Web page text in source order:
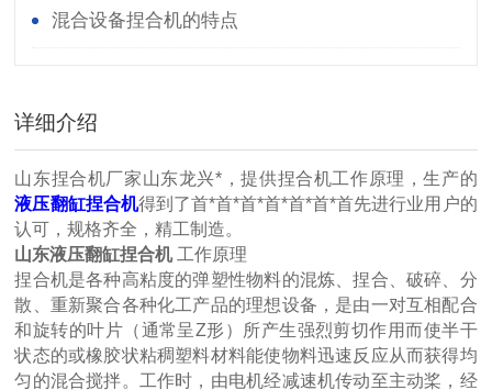
混合设备捏合机的特点
详细介绍
山东捏合机厂家山东龙兴*，提供捏合机工作原理，生产的
液压翻缸捏合机得到了首*首*首*首*首*首*首先进行业用户的
认可，规格齐全，精工制造。
山东液压翻缸捏合机 工作原理
捏合机是各种高粘度的弹塑性物料的混炼、捏合、破碎、分
散、重新聚合各种化工产品的理想设备，是由一对互相配合
和旋转的叶片（通常呈Z形）所产生强烈剪切作用而使半干
状态的或橡胶状粘稠塑料材料能使物料迅速反应从而获得均
匀的混合搅拌。工作时，由电机经减速机传动至主动桨，经